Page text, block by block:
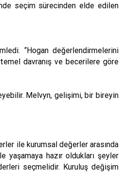
seçim sürecinden elde edilen
“Hogan değerlendirmelerini
davranış ve becerilere göre
Melvyn, gelişimi, bir bireyin
ile kurumsal değerler arasında
yaşamaya hazır oldukları şeyler
seçmelidir. Kuruluş değişim